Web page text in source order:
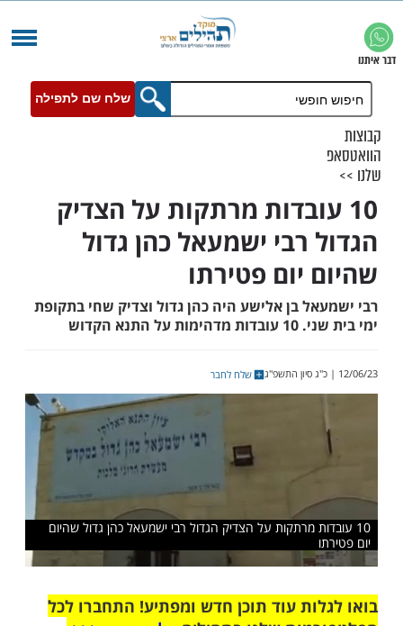
שלח שם לתפילה
מרתקות על הצדיק
רבי ישמעאל כהן גדול
יום פטירתו
בן אלישע היה כהן גדול וצדיק שחי בתקופת